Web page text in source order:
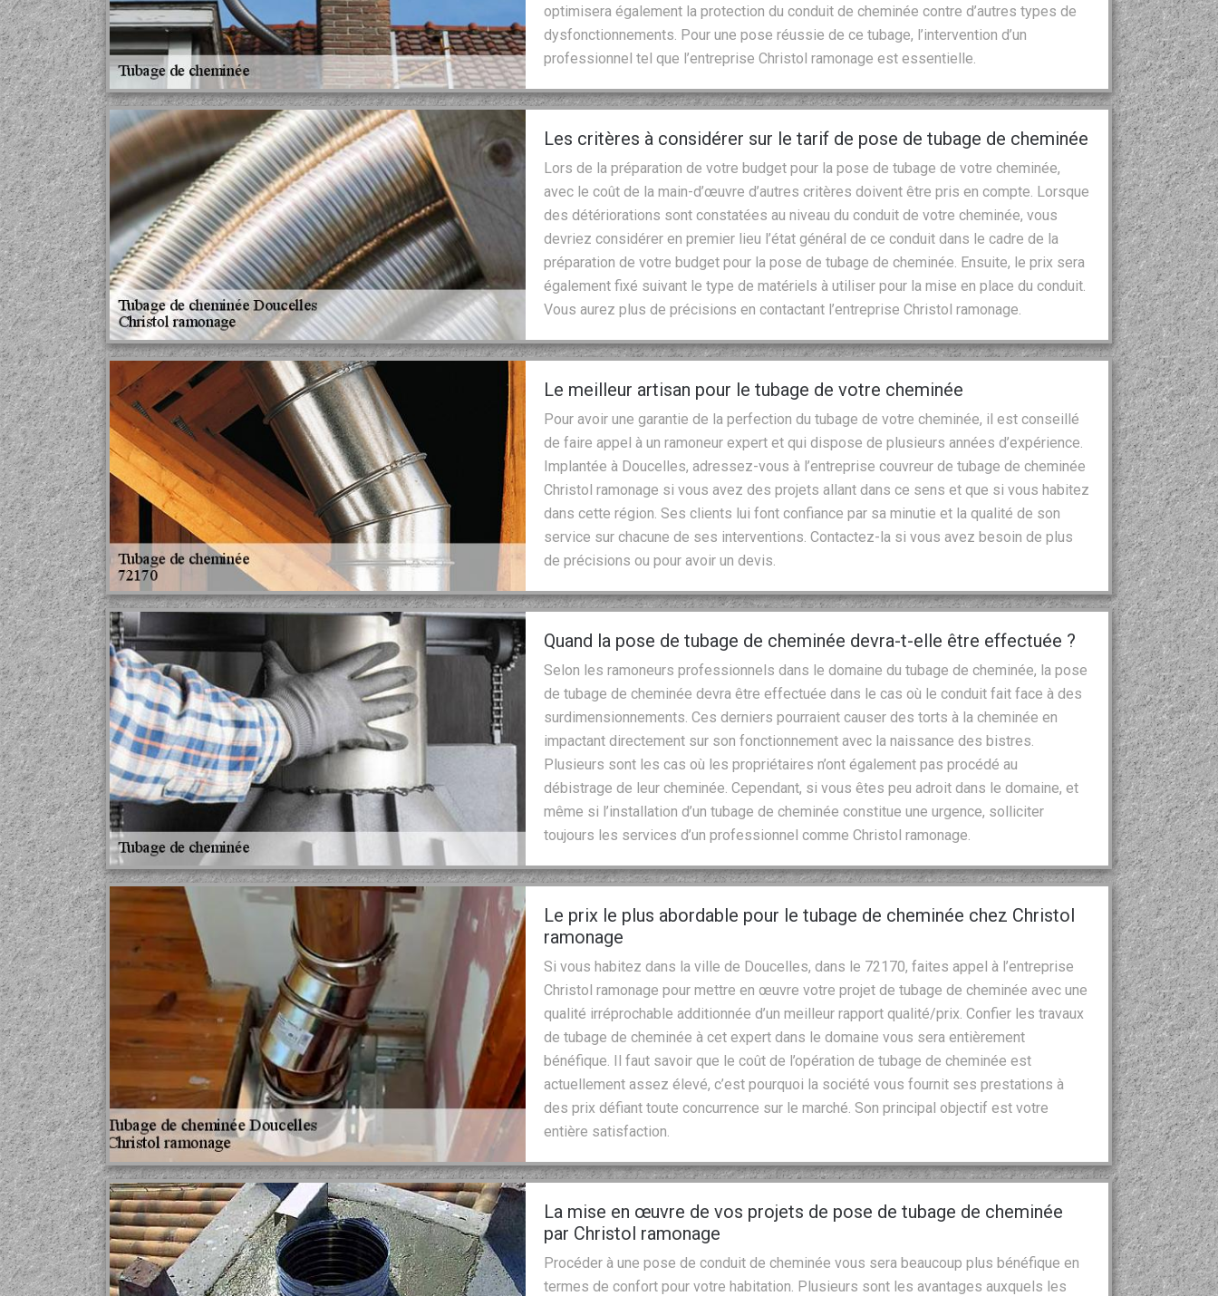
optimisera également la protection du conduit de cheminée contre d’autres types de
dysfonctionnements. Pour une pose réussie de ce tubage, l’intervention d’un
professionnel tel que l’entreprise Christol ramonage est essentielle.
Les critères à considérer sur le tarif de pose de tubage de cheminée
Lors de la préparation de votre budget pour la pose de tubage de votre cheminée,
avec le coût de la main-d’œuvre d’autres critères doivent être pris en compte. Lorsque
des détériorations sont constatées au niveau du conduit de votre cheminée, vous
devriez considérer en premier lieu l’état général de ce conduit dans le cadre de la
préparation de votre budget pour la pose de tubage de cheminée. Ensuite, le prix sera
également fixé suivant le type de matériels à utiliser pour la mise en place du conduit.
Vous aurez plus de précisions en contactant l’entreprise Christol ramonage.
Le meilleur artisan pour le tubage de votre cheminée
Pour avoir une garantie de la perfection du tubage de votre cheminée, il est conseillé
de faire appel à un ramoneur expert et qui dispose de plusieurs années d’expérience.
Implantée à Doucelles, adressez-vous à l’entreprise couvreur de tubage de cheminée
Christol ramonage si vous avez des projets allant dans ce sens et que si vous habitez
dans cette région. Ses clients lui font confiance par sa minutie et la qualité de son
service sur chacune de ses interventions. Contactez-la si vous avez besoin de plus
de précisions ou pour avoir un devis.
Quand la pose de tubage de cheminée devra-t-elle être effectuée ?
Selon les ramoneurs professionnels dans le domaine du tubage de cheminée, la pose
de tubage de cheminée devra être effectuée dans le cas où le conduit fait face à des
surdimensionnements. Ces derniers pourraient causer des torts à la cheminée en
impactant directement sur son fonctionnement avec la naissance des bistres.
Plusieurs sont les cas où les propriétaires n’ont également pas procédé au
débistrage de leur cheminée. Cependant, si vous êtes peu adroit dans le domaine, et
même si l’installation d’un tubage de cheminée constitue une urgence, solliciter
toujours les services d’un professionnel comme Christol ramonage.
Le prix le plus abordable pour le tubage de cheminée chez Christol
ramonage
Si vous habitez dans la ville de Doucelles, dans le 72170, faites appel à l’entreprise
Christol ramonage pour mettre en œuvre votre projet de tubage de cheminée avec une
qualité irréprochable additionnée d’un meilleur rapport qualité/prix. Confier les travaux
de tubage de cheminée à cet expert dans le domaine vous sera entièrement
bénéfique. Il faut savoir que le coût de l’opération de tubage de cheminée est
actuellement assez élevé, c’est pourquoi la société vous fournit ses prestations à
des prix défiant toute concurrence sur le marché. Son principal objectif est votre
entière satisfaction.
La mise en œuvre de vos projets de pose de tubage de cheminée
par Christol ramonage
Procéder à une pose de conduit de cheminée vous sera beaucoup plus bénéfique en
termes de confort pour votre habitation. Plusieurs sont les avantages auxquels les